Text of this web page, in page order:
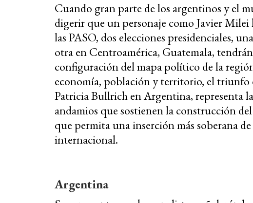
Cuando gran parte de los argentinos y el
digerir que un personaje como Javier
las PASO, dos elecciones presidenciales,
otra en Centroamérica, Guatemala,
configuración del mapa político de la
economía, población y territorio, el
Patricia Bullrich en Argentina, representa la
andamios que sostienen la construcción
que permita una inserción más soberana
internacional.
Argentina